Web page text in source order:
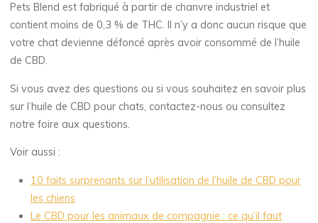
Pets Blend est fabriqué à partir de chanvre industriel et
contient moins de 0,3 % de THC. Il n’y a donc aucun risque que
votre chat devienne défoncé après avoir consommé de l’huile
de CBD.
Si vous avez des questions ou si vous souhaitez en savoir plus
sur l’huile de CBD pour chats, contactez-nous ou consultez
notre foire aux questions.
Voir aussi :
10 faits surprenants sur l’utilisation de l’huile de CBD pour
les chiens
Le CBD pour les animaux de compagnie : ce qu’il faut